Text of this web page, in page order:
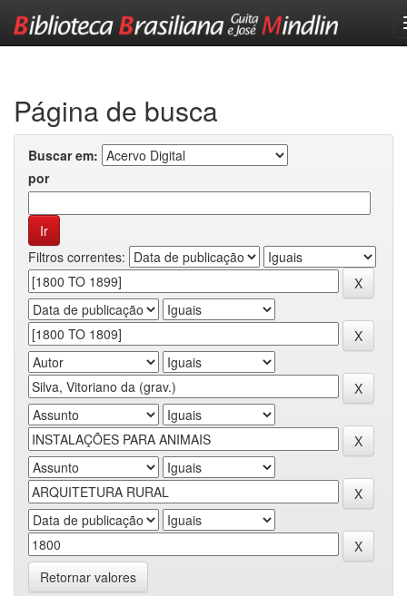
Página de busca
Buscar em:
por
Filtros correntes:
Retornar valores